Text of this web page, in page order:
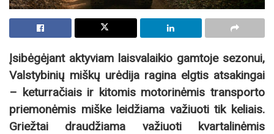
Įsibėgėjant aktyviam laisvalaikio gamtoje sezonui,
Valstybinių miškų urėdija ragina elgtis atsakingai
– keturračiais ir kitomis motorinėmis transporto
priemonėmis miške leidžiama važiuoti tik keliais.
Griežtai draudžiama važiuoti kvartalinėmis